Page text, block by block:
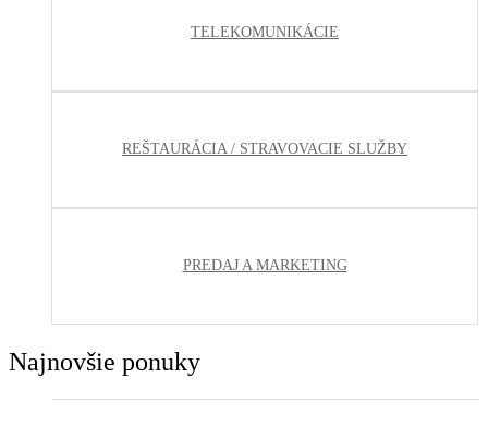
TELEKOMUNIKÁCIE
REŠTAURÁCIA / STRAVOVACIE SLUŽBY
PREDAJ A MARKETING
Najnovšie ponuky